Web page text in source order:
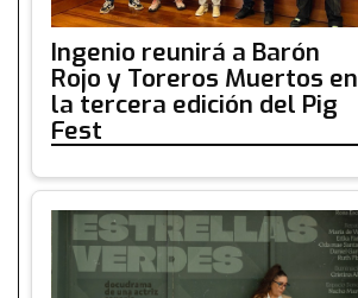
Ingenio reunirá a Barón
Rojo y Toreros Muertos en
la tercera edición del Pig
Fest